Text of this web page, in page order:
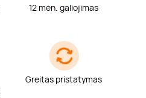
12 mėn. galiojimas
Greitas pristatymas